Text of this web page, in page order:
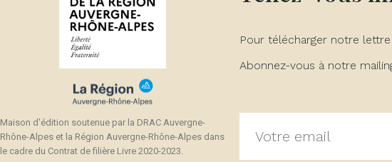
Maison d'édition soutenue par la DRAC Auvergne-
Rhône-Alpes et la Région Auvergne-Rhône-Alpes dans
le cadre du Contrat de filière Livre 2020-2023.
Pour télécharger notre
Abonnez-vous à notre